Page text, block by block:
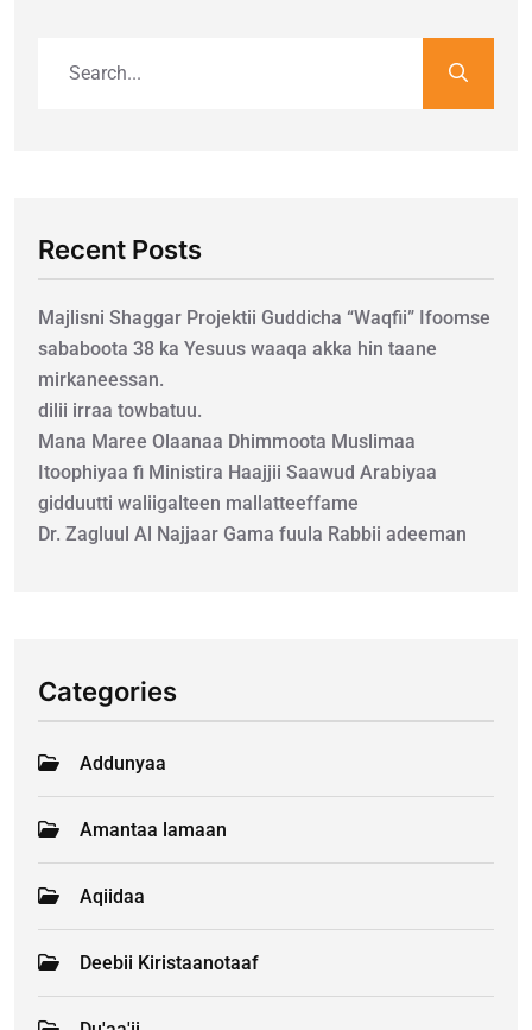
Recent Posts
Majlisni Shaggar Projektii Guddicha “Waqfii” Ifoomse
sababoota 38 ka Yesuus waaqa akka hin taane
mirkaneessan.
dilii irraa towbatuu.
Mana Maree Olaanaa Dhimmoota Muslimaa
Itoophiyaa fi Ministira Haajjii Saawud Arabiyaa
gidduutti waliigalteen mallatteeffame
Dr. Zagluul Al Najjaar Gama fuula Rabbii adeeman
Categories
Addunyaa
Amantaa lamaan
Aqiidaa
Deebii Kiristaanotaaf